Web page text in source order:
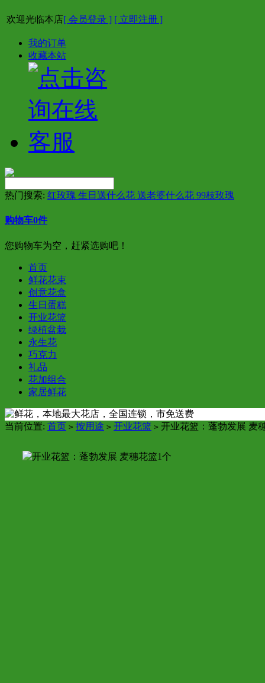
欢迎光临本店[ 会员登录 ] [ 立即注册 ]
我的订单
收藏本站
热门搜索: 红玫瑰 生日送什么花 送老婆什么花 99枝玫瑰
购物车0件
您购物车为空，赶紧选购吧！
首页
鲜花花束
创意花盒
生日蛋糕
开业花篮
绿植盆栽
永生花
巧克力
礼品
花加组合
家居鲜花
当前位置: 首页 > 按用途 > 开业花篮 > 开业花篮：蓬勃发展 麦